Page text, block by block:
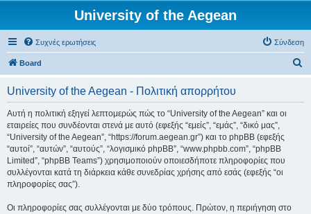
University of the Aegean
Συχνές ερωτήσεις Σύνδεση
Board
University of the Aegean - Πολιτική απορρήτου
Αυτή η πολιτική εξηγεί λεπτομερώς πώς το “University of the Aegean” και οι
εταιρείες που συνδέονται στενά με αυτό (εφεξής “εμείς”, “εμάς”, “δικό μας”,
“University of the Aegean”, “https://forum.aegean.gr”) και το phpBB (εφεξής
“αυτοί”, “αυτών”, “αυτούς”, “λογισμικό phpBB”, “www.phpbb.com”, “phpBB
Limited”, “phpBB Teams”) χρησιμοποιούν οποιεσδήποτε πληροφορίες που
συλλέγονται κατά τη διάρκεια κάθε συνεδρίας χρήσης από εσάς (εφεξής “οι
πληροφορίες σας”).
Οι πληροφορίες σας συλλέγονται με δύο τρόπους. Πρώτον, η περιήγηση στο